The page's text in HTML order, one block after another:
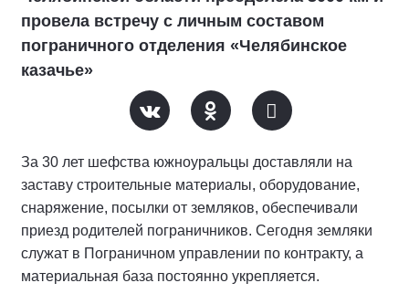
провела встречу с личным составом
пограничного отделения «Челябинское
казачье»
За 30 лет шефства южноуральцы доставляли на
заставу строительные материалы, оборудование,
снаряжение, посылки от земляков, обеспечивали
приезд родителей пограничников. Сегодня земляки
служат в Пограничном управлении по контракту, а
материальная база постоянно укрепляется.